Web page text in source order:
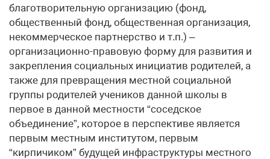
благотворительную организацию (фонд,
общественный фонд, общественная организация,
некоммерческое партнерство и т.п.) –
организационно-правовую форму для развития и
закрепления социальных инициатив родителей, а
также для превращения местной социальной
группы родителей учеников данной школы в
первое в данной местности “соседское
объединение”, которое в перспективе является
первым местным институтом, первым
“кирпичиком” будущей инфраструктуры местного